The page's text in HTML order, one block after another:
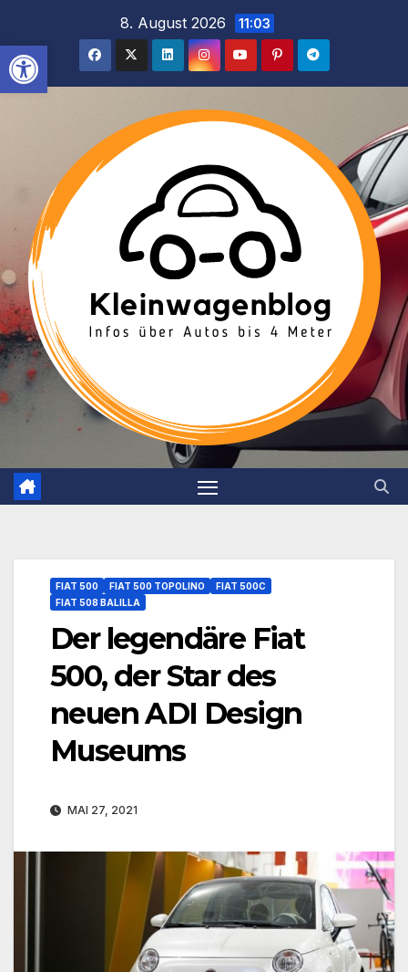
Werkzeugleiste öffnen
springen
8. August 2026 11:03
FIAT 500 FIAT 500 TOPOLINO
FIAT 500C
FIAT 508 BALILLA
Der legendäre Fiat
500, der Star des
neuen ADI Design
Museums
MAI 27, 2021